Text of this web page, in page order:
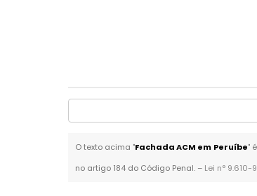
O texto acima "Fachada ACM em Peruíbe"
no artigo 184 do Código Penal. – Lei n°